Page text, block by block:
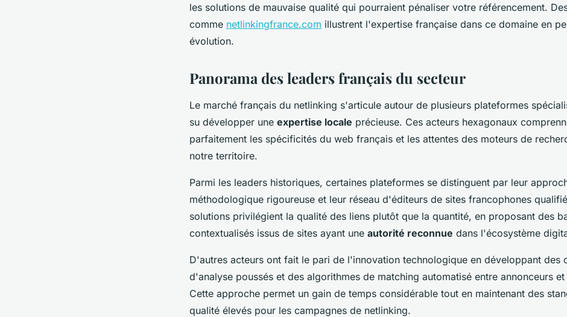
les solutions de mauvaise qualité qui pourraient pénaliser votre référencement.
comme netlinkingfrance.com illustrent l'expertise française dans ce domaine en
évolution.
Panorama des leaders français du secteur
Le marché français du netlinking s'articule autour de plusieurs plateformes
su développer une expertise locale précieuse. Ces acteurs hexagonaux
parfaitement les spécificités du web français et les attentes des moteurs de
notre territoire.
Parmi les leaders historiques, certaines plateformes se distinguent par leur
méthodologique rigoureuse et leur réseau d'éditeurs de sites francophones
solutions privilégient la qualité des liens plutôt que la quantité, en proposant des
contextualisés issus de sites ayant une autorité reconnue dans l'écosystème
D'autres acteurs ont fait le pari de l'innovation technologique en développant des
d'analyse poussés et des algorithmes de matching automatisé entre annonceurs
Cette approche permet un gain de temps considérable tout en maintenant des
qualité élevés pour les campagnes de netlinking.